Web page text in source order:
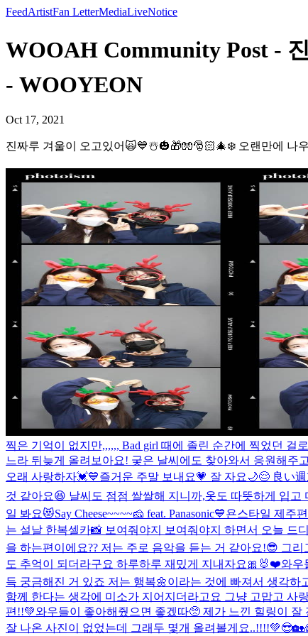
FeedArtistFan LetterMediaLiveNotice
WOOAH Community Post -
- WOOYEON
Oct 17, 2021
진짜루 겨울이 오고있어🙀💙☃️🎃🎁🧤🎅🏻🎄❄️ 오랜만에 나
찍은 기억이 없지만,,,,,, Bad girl 때에 졸린 순간에 찍었던
느라 뒤늦게 올려보아요! 궂은 날씨에도 찾아와서 응원해주
오래 사랑하자💓💙즐거운 주말 보내요💗 잘 자요🌙😌 良い
것 같아요😆 날씨도 점점 쌀쌀해 지니까,옷도 따뜻하게 입
일 봐요😻Say Cheese~~~~🧀 feat. Panasonic💙욘스타일 제주
는 설날 한복셀카📸 보여줘야지 보여줘야지 하면서 오늘 드
을 하는편이에요?? 저는 주로 음악을 듣는 거 같아요!😎 그
도 추억이 되더라구요 하루하루 재밌게 지내자요🎀🐰❤️와우
득 궁금해진 거 있죠 저는 행복🌼이라는 것에 빠져서 생각
함께 한다는 생각에 미소가 지어지더라고요 그냥 고맙고 사
편!!💚와우들이 좋아해줬으면 좋겠따🥺 제가 느낀 힐링이
잘 나온 사진이 없었는데 그래두 몇개 올려볼게요..!!!!💚😎